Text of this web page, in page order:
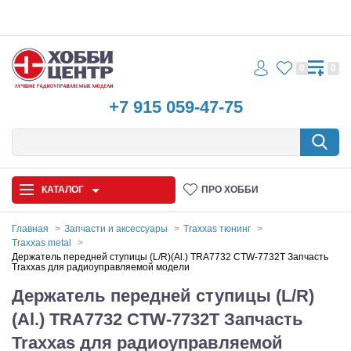
+7 915 059-47-75
0 0
КАТАЛОГ ПРО ХОББИ
Автомодели
Запчасти и аксессуары
Игрушки
Главная Запчасти и аксессуары
Traxxas тюнинг
Traxxas metal
Держатель передней ступицы (L/R)(Al.) TRA7732 CTW-7732T Запчасть
Traxxas для радиоуправляемой модели
Держатель передней ступицы (L/R)
(Al.) TRA7732 CTW-7732T Запчасть
Traxxas для радиоуправляемой